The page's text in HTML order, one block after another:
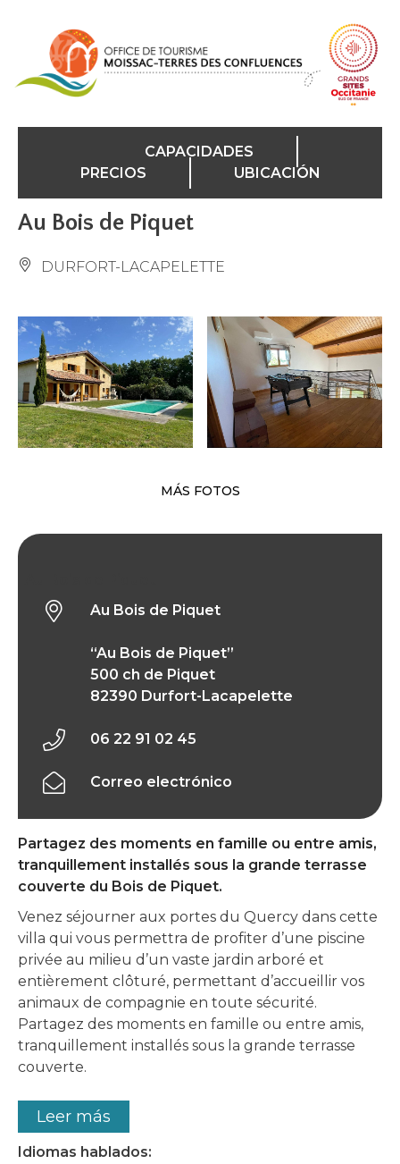
CAPACIDADES
PRECIOS
UBICACIÓN
Au Bois de Piquet
DURFORT-LACAPELETTE
MÁS FOTOS
Partagez des moments en famille ou entre amis,
tranquillement installés sous la grande terrasse
couverte du Bois de Piquet.
Venez séjourner aux portes du Quercy dans cette
villa qui vous permettra de profiter d’une piscine
privée au milieu d’un vaste jardin arboré et
entièrement clôturé, permettant d’accueillir vos
animaux de compagnie en toute sécurité.
Partagez des moments en famille ou entre amis,
tranquillement installés sous la grande terrasse
couverte.
Leer más
Idiomas hablados:
Au Bois de Piquet
“Au Bois de Piquet”
500 ch de Piquet
82390 Durfort-Lacapelette
06 22 91 02 45
Correo electrónico